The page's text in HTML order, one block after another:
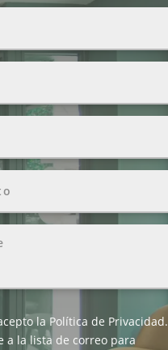
la Política de Privacidad.
a la lista de correo para